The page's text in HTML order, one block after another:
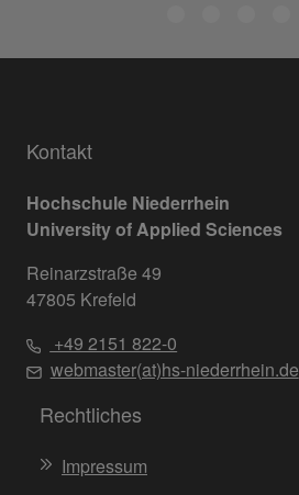
Kontakt
Hochschule Niederrhein
University of Applied Sciences
Reinarzstraße 49
47805 Krefeld
+49 2151 822-0
webmaster(at)hs-niederrhein.de
Rechtliches
Impressum